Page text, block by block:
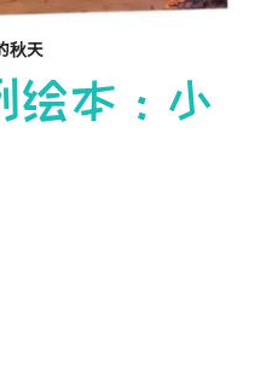
秋天
绘本：小